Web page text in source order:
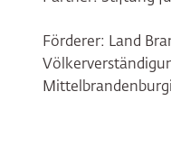
Förderer: Land